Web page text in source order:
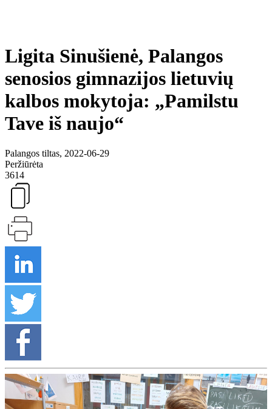
Ligita Sinušienė, Palangos
senosios gimnazijos lietuvių
kalbos mokytoja: „Pamilstu
Tave iš naujo“
Palangos tiltas, 2022-06-29
Peržiūrėta
3614